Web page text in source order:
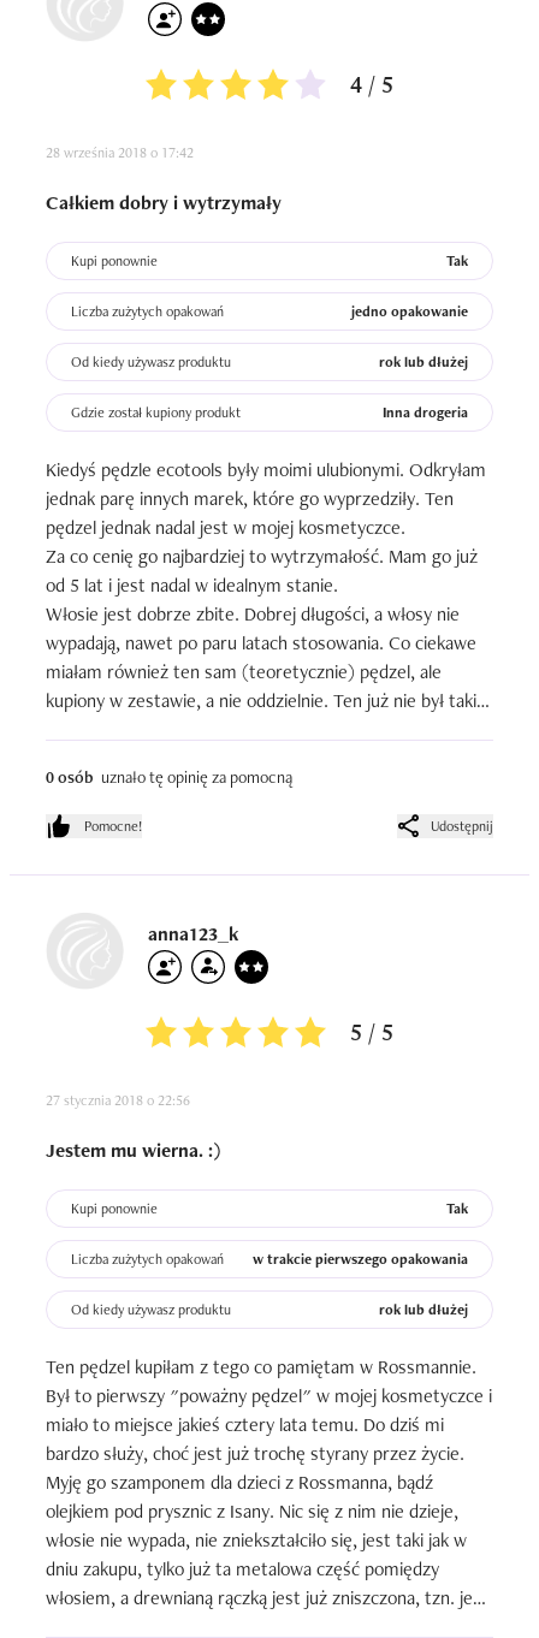
4 / 5
28 września 2018 o 17:42
Całkiem dobry i wytrzymały
Kupi ponownie Tak
Liczba zużytych opakowań jedno opakowanie
Od kiedy używasz produktu rok lub dłużej
Gdzie został kupiony produkt Inna drogeria
Kiedyś pędzle ecotools były moimi ulubionymi. Odkryłam
jednak parę innych marek, które go wyprzedziły. Ten
pędzel jednak nadal jest w mojej kosmetyczce.
Za co cenię go najbardziej to wytrzymałość. Mam go już
od 5 lat i jest nadal w idealnym stanie.
Włosie jest dobrze zbite. Dobrej długości, a włosy nie
wypadają, nawet po paru latach stosowania. Co ciekawe
miałam również ten sam (teoretycznie) pędzel, ale
kupiony w zestawie, a nie oddzielnie. Ten już nie był taki
Ten rączkę ma dosyć grubą, co moim zdaniem sprawia,
że puder aplikuje się lepiej. Ma się większą kontrolę nad
pędzlem i lepiej się go trzyma.
jeden z najlepszych do pudru jakie miałam. Za swoją
wytrzymałość cenię go nad wszystkie inne dlatego nadal
do niego wracam, mimo że mam już w swojej kolekcji
0 osób uznało tę opinię za pomocną
Pomocne! Udostępnij
anna123_k
5 / 5
27 stycznia 2018 o 22:56
Jestem mu wierna. :)
Kupi ponownie Tak
Liczba zużytych opakowań w trakcie pierwszego opakowania
Od kiedy używasz produktu rok lub dłużej
Ten pędzel kupiłam z tego co pamiętam w Rossmannie.
Był to pierwszy "poważny pędzel" w mojej kosmetyczce i
miało to miejsce jakieś cztery lata temu. Do dziś mi
bardzo służy, choć jest już trochę styrany przez życie.
Myję go szamponem dla dzieci z Rossmanna, bądź
olejkiem pod prysznic z Isany. Nic się z nim nie dzieje,
włosie nie wypada, nie zniekształciło się, jest taki jak w
dniu zakupu, tylko już ta metalowa część pomiędzy
włosiem, a drewnianą rączką jest już zniszczona, tzn. jest